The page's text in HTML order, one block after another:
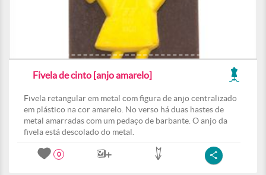
Fivela de cinto [anjo amarelo]
Fivela retangular em metal com figura de anjo centralizado
em plástico na cor amarelo. No verso há duas hastes de
metal amarradas com um pedaço de barbante. O anjo da
fivela está descolado do metal.
0